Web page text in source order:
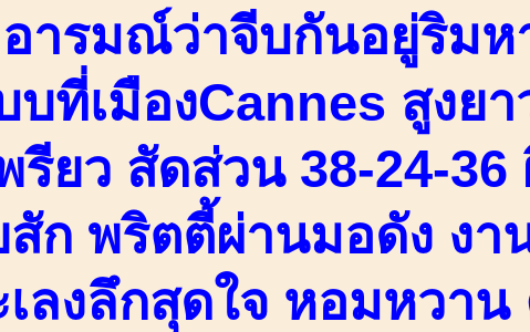
ารมณ์ว่าจีบกันอยู่ริมห
บที่เมืองCannes สูงยา
พรียว สัดส่วน 38-24-36
สัก พริตตี้ผ่านมอดัง งา
ลงลึกสุดใจ หอมหวา